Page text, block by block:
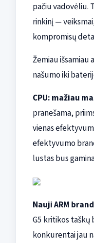
pačiu vadovėliu.
rinkinį —
kompromisų
Žemiau
našumo iki
CPU: mažiau
pranešama,
vienas
efektyvumo
lustas bus
Nauji ARM
G5 kritikos
konkurentai jau